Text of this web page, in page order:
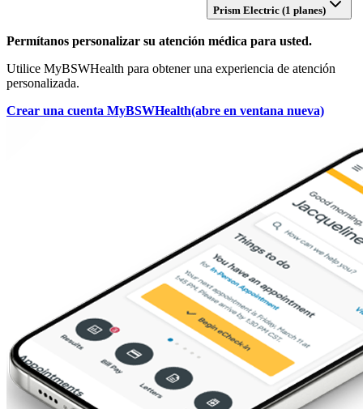
Prism Electric (1 planes)
Permítanos personalizar su atención médica para usted.
Utilice MyBSWHealth para obtener una experiencia de atención
personalizada.
Crear una cuenta MyBSWHealth(abre en ventana nueva)